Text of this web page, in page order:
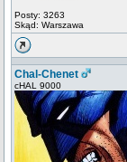
Posty: 3263
Skąd: Warszawa
Chal-Chenet
cHAL 9000